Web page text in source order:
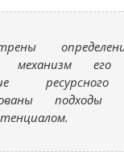
механизм его